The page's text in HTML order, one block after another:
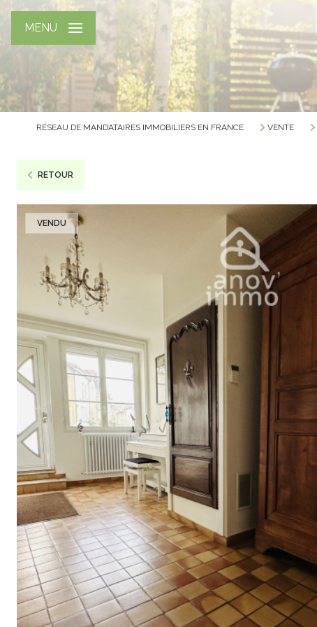
MENU
RÉSEAU DE MANDATAIRES IMMOBILIERS EN FRANCE VENTE
RETOUR
VENDU